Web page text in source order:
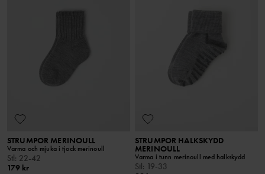
STRUMPOR MERINOULL
Varma och mjuka i tjock merinoull
Stl: 22-42
179 kr
STRUMPOR HALKSKYDD
MERINOULL
Varma i tunn merinoull med halkskydd
Stl: 19-33